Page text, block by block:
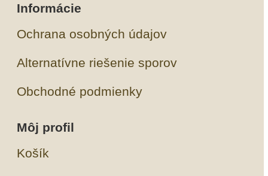
Informácie
Ochrana osobných údajov
Alternatívne riešenie sporov
Obchodné podmienky
Môj profil
Košík